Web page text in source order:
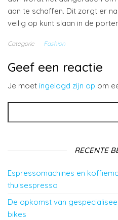
aan te schaffen. Dit zorgt er
veilig op kunt slaan in de
Categorie Fashion
Geef een reactie
Je moet ingelogd zijn op om
RECENTE
Espressomachines en
thuisespresso
De opkomst van
bikes